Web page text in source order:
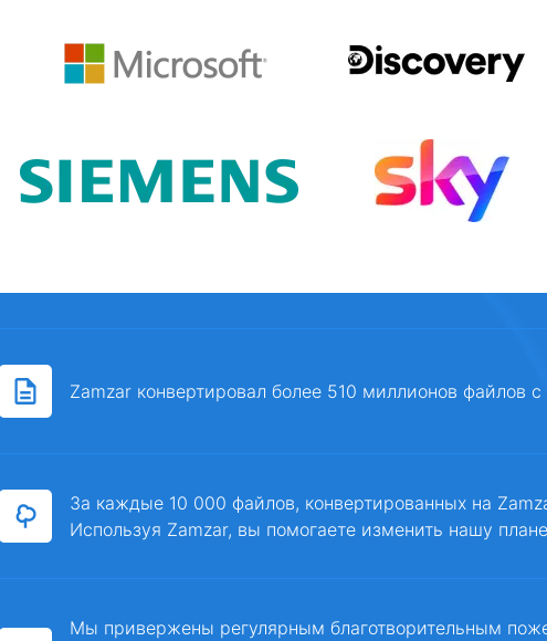
Zamzar конвертировал более 510 миллионов файлов
За каждые 10 000 файлов, конвертированных на
Используя Zamzar, вы помогаете изменить нашу
Мы привержены регулярным благотворительным